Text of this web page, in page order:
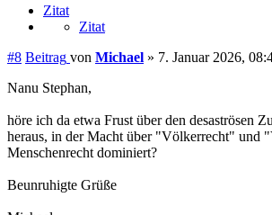
Zitat
Zitat
#8 Beitrag von Michael » 7. Januar 2026,
Nanu Stephan,
höre ich da etwa Frust über den desaströsen
heraus, in der Macht über "Völkerrecht" und
Menschenrecht dominiert?
Beunruhigte Grüße